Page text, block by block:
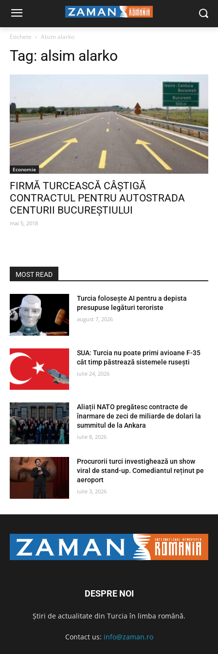
Etichete Alsim alarko
Tag: alsim alarko
Economie
FIRMĂ TURCEASCĂ CÂŞTIGĂ
CONTRACTUL PENTRU AUTOSTRADA
CENTURII BUCUREŞTIULUI
mai 5, 2018
MOST READ
Turcia folosește AI pentru a depista
presupuse legături teroriste
august 7, 2026
SUA: Turcia nu poate primi avioane F-35
cât timp păstrează sistemele rusești
iulie 24, 2026
Aliații NATO pregătesc contracte de
înarmare de zeci de miliarde de dolari la
summitul de la Ankara
iulie 8, 2026
Procurorii turci investighează un show
viral de stand-up. Comediantul reținut pe
aeroport
iulie 3, 2026
DESPRE NOI
Știri de actualitate din Turcia în limba română.
Contact us: info@zaman.ro